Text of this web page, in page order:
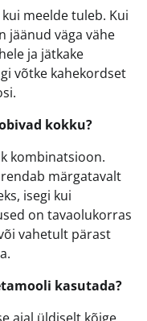
meelde tuleb. Kui
jäänud väga vähe
ja jätkake
võtke kahekordset
kokku?
kombinatsioon.
märgatavalt
isegi kui
on tavaolukorras
vahetult pärast
kasutada?